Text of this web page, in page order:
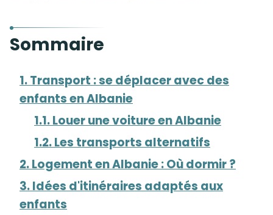
Sommaire
1. Transport : se déplacer avec des
enfants en Albanie
1.1. Louer une voiture en Albanie
1.2. Les transports alternatifs
2. Logement en Albanie : Où dormir ?
3. Idées d'itinéraires adaptés aux
enfants